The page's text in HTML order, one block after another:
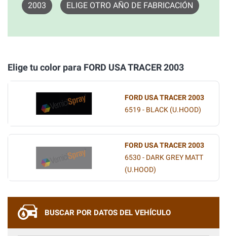
2003 ELIGE OTRO AÑO DE FABRICACIÓN
Elige tu color para FORD USA TRACER 2003
FORD USA TRACER 2003
6519 - BLACK (U.HOOD)
FORD USA TRACER 2003
6530 - DARK GREY MATT
(U.HOOD)
BUSCAR POR DATOS DEL VEHÍCULO